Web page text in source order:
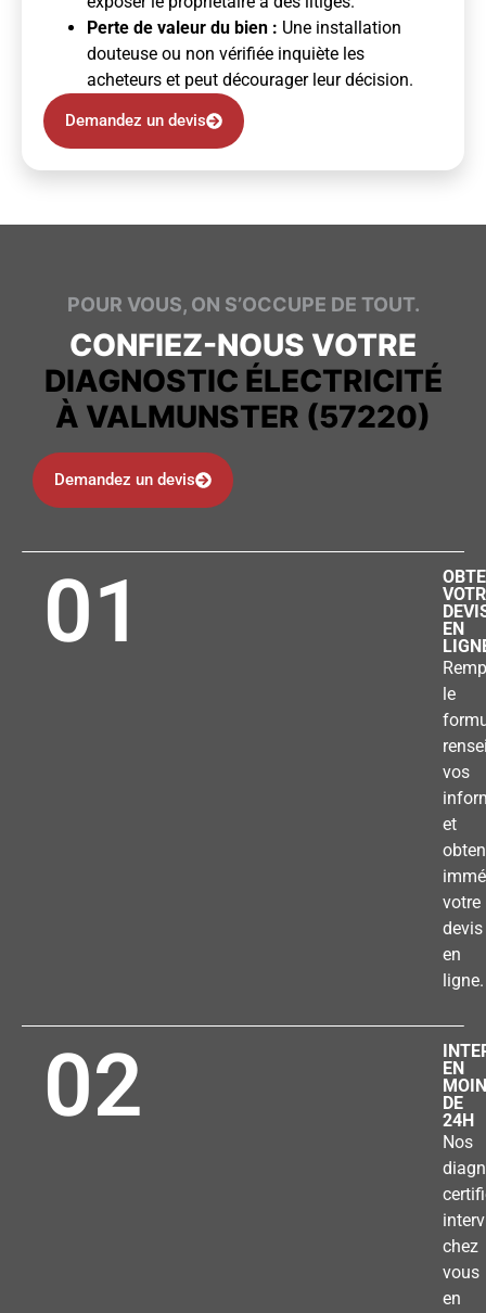
Perte de valeur du bien : Une installation
douteuse ou non vérifiée inquiète les
acheteurs et peut décourager leur décision.
Demandez un devis
POUR VOUS, ON S’OCCUPE DE TOUT.
CONFIEZ-NOUS VOTRE
DIAGNOSTIC ÉLECTRICITÉ
À VALMUNSTER (57220)
Demandez un devis
01
EN
le
vos
et
votre
devis
en
ligne.
02
EN
DE
24H
Nos
chez
vous
en